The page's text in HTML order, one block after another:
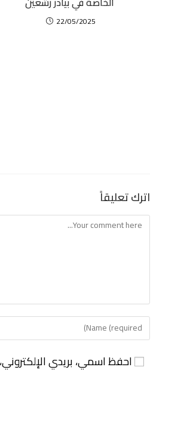
22/05/2025
اترك تعليقاً
احفظ اسمي، بريدي